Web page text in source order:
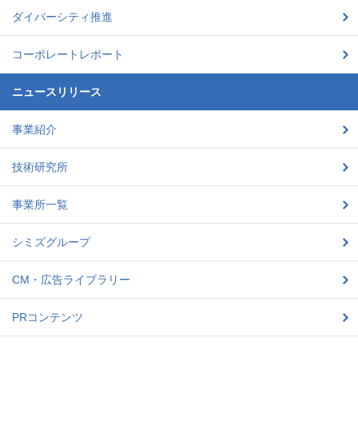
ダイバーシティ推進
コーポレートレポート
ニュースリリース
事業紹介
技術研究所
事業所一覧
シミズグループ
CM・広告ライブラリー
PRコンテンツ